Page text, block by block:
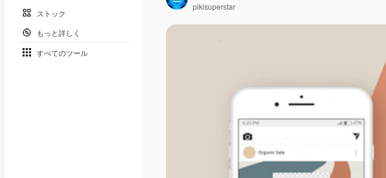
ストック
もっと詳しく
すべてのツール
pikisuperstar